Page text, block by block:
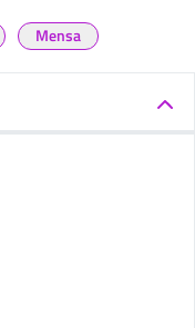
Mensa